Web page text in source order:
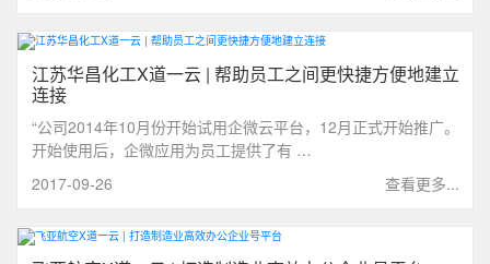
江苏华昌化工X道一云 | 帮助员工之间更快捷方便地建立
连接
“公司2014年10月份开始试用企微云平台，12月正式开始推广。
开始使用后，企微应用为员工提供了有 …
查看更多...
2017-09-26